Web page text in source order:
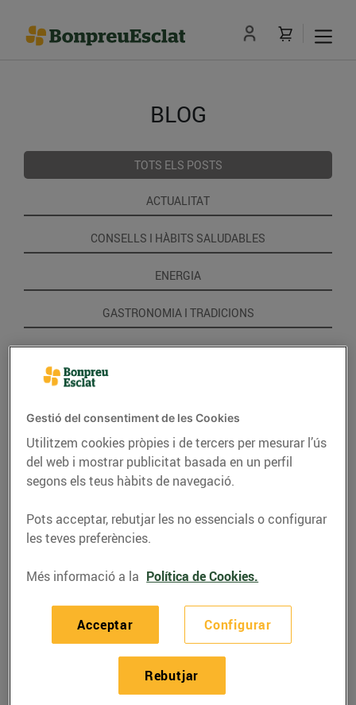
BLOG
TOTS ELS POSTS
ACTUALITAT
CONSELLS I HÀBITS SALUDABLES
ENERGIA
GASTRONOMIA I TRADICIONS
RECEPTES
RECEPTES
Botifarra amb
mongetes
Gestió del consentiment de les Cookies
Utilitzem cookies pròpies i de tercers per mesurar l’ús
del web i mostrar publicitat basada en un perfil
segons els teus hàbits de navegació.
Pots acceptar, rebutjar les no essencials o configurar
les teves preferències.
Més informació a la Política de Cookies.
Configurar
Rebutjar
Acceptar